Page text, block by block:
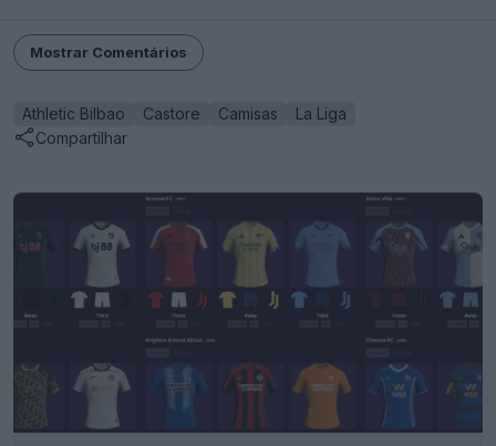
Mostrar Comentários
Athletic Bilbao Castore Camisas
La Liga
Compartilhar